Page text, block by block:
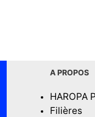
A PROPOS
HAROPA
Filières